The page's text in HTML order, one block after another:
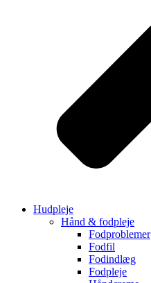
Hudpleje
Hånd & fodpleje
Fodproblemer
Fodfil
Fodindlæg
Fodpleje